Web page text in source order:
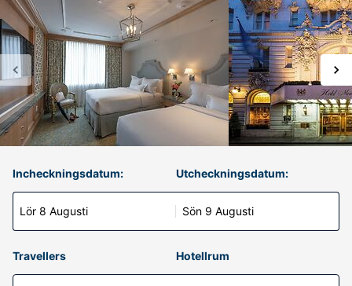
Incheckningsdatum:
Lör 8 Augusti
Utcheckningsdatum:
Sön 9 Augusti
Travellers Hotellrum